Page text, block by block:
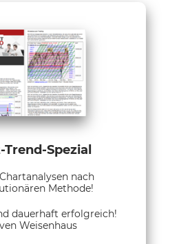
Spezial
nach
Methode!
dauerhaft erfolgreich!
Weisenhaus